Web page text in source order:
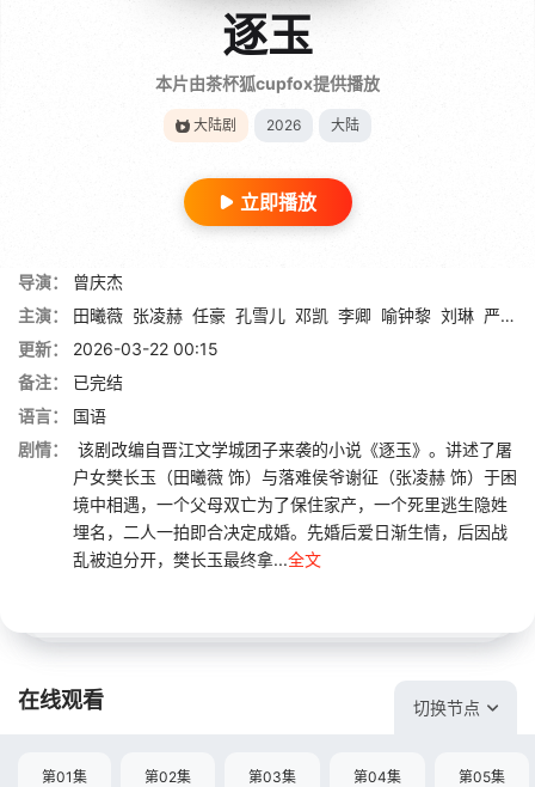
逐玉
本片由茶杯狐cupfox提供播放
大陆剧 2026 大陆
立即播放
导演：
曾庆杰
主演：
田曦薇 张凌赫 任豪 孔雪儿 邓凯 李卿 喻钟黎 刘琳 严屹宽
更新：
2026-03-22 00:15
备注：
已完结
语言：
国语
剧情：
该剧改编自晋江文学城团子来袭的小说《逐玉》。讲述了屠
户女樊长玉（田曦薇 饰）与落难侯爷谢征（张凌赫 饰）于困
境中相遇，一个父母双亡为了保住家产，一个死里逃生隐姓
埋名，二人一拍即合决定成婚。先婚后爱日渐生情，后因战
乱被迫分开，樊长玉最终拿...全文
在线观看 切换节点
第01集 第02集 第03集 第04集 第05集